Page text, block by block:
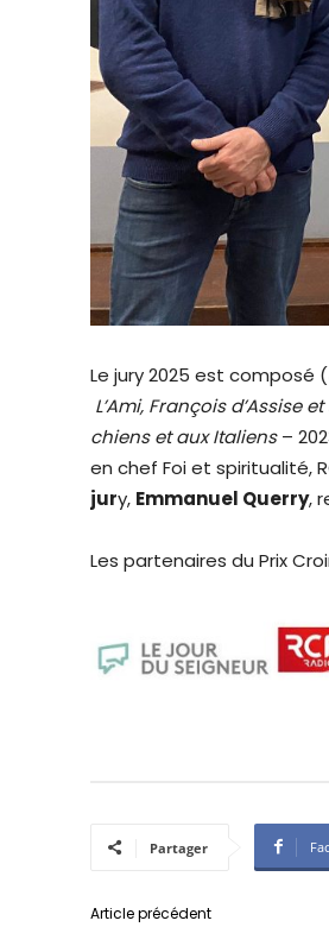
Le jury 2025 est composé (
L’Ami, François d’Assise
chiens et aux Italiens–
en chef Foi et spiritualité,
jury, Emmanuel Querry,
Les partenaires du Prix
Partager
Article précédent